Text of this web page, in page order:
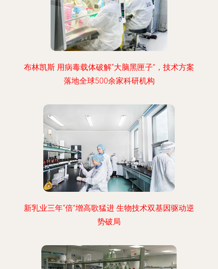
布林凯斯 用病毒载体破解“大脑黑匣子”，技术方案
落地全球500余家科研机构
新乳业三年“倍”增高歌猛进 生物技术双基因驱动逆
势破局